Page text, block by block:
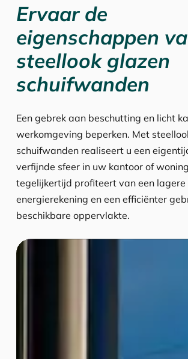
Ervaar de
eigenschappen
steellook glazen
schuifwanden
Een gebrek aan beschutting en licht
werkomgeving beperken. Met
schuifwanden realiseert u een
verfijnde sfeer in uw kantoor of
tegelijkertijd profiteert van een lagere
energierekening en een efficiënter
beschikbare oppervlakte.